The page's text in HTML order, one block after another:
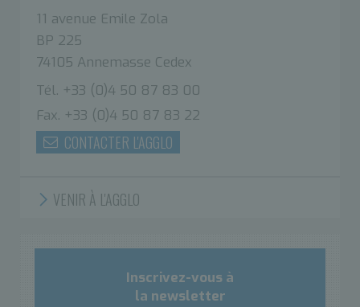
11 avenue Emile Zola
BP 225
74105 Annemasse Cedex
Tél. +33 (0)4 50 87 83 00
Fax. +33 (0)4 50 87 83 22
CONTACTER L'AGGLO
VENIR À L'AGGLO
Inscrivez-vous à
la newsletter